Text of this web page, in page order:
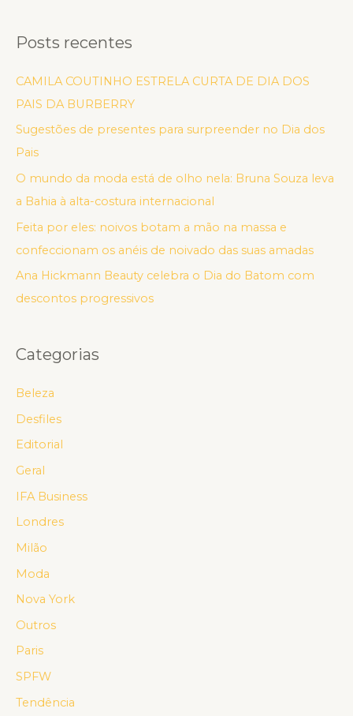
Posts recentes
CAMILA COUTINHO ESTRELA CURTA DE DIA DOS
PAIS DA BURBERRY
Sugestões de presentes para surpreender no Dia dos
Pais
O mundo da moda está de olho nela: Bruna Souza leva
a Bahia à alta-costura internacional
Feita por eles: noivos botam a mão na massa e
confeccionam os anéis de noivado das suas amadas
Ana Hickmann Beauty celebra o Dia do Batom com
descontos progressivos
Categorias
Beleza
Desfiles
Editorial
Geral
IFA Business
Londres
Milão
Moda
Nova York
Outros
Paris
SPFW
Tendência